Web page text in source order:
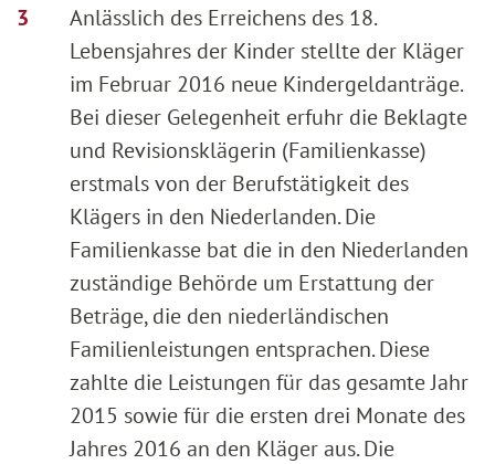
Anlässlich des Erreichens des 18.
Lebensjahres der Kinder stellte der Kläger
im Februar 2016 neue Kindergeldanträge.
Bei dieser Gelegenheit erfuhr die Beklagte
und Revisionsklägerin (Familienkasse)
erstmals von der Berufstätigkeit des
Klägers in den Niederlanden. Die
Familienkasse bat die in den Niederlanden
zuständige Behörde um Erstattung der
Beträge, die den niederländischen
Familienleistungen entsprachen. Diese
zahlte die Leistungen für das gesamte Jahr
2015 sowie für die ersten drei Monate des
Jahres 2016 an den Kläger aus. Die